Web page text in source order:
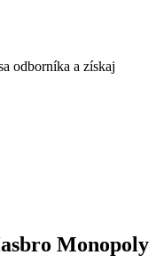
odborníka a získaj
Monopoly